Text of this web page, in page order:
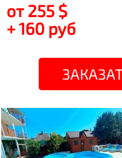
от 255 $
+ 160 руб